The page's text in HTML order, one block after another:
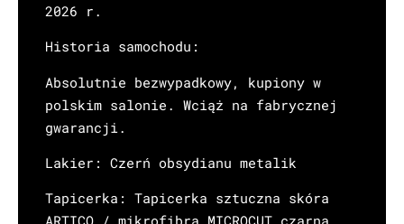
2026 r.
Historia samochodu:
Absolutnie bezwypadkowy, kupiony w
polskim salonie. Wciąż na fabrycznej
gwarancji.
Lakier: Czerń obsydianu metalik
Tapicerka: Tapicerka sztuczna skóra